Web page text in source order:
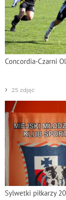
Concordia-Czarni
› 25 zdjęć
Sylwetki piłkarzy